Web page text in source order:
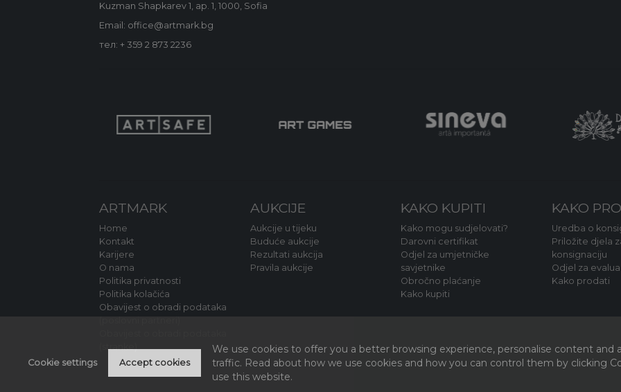
Kuzman Shapkarev 1, ap. 1, 1000, Sofia
Email: office@artmark.bg
тел: + 359 2 873 2236
ARTMARK
Home
Kontakt
Karijere
O nama
Politika privatnosti
Politika kolačića
Obavijest o obradi podataka
(stranke)
AUKCIJE
Aukcije u tijeku
Buduće aukcije
Rezultati aukcija
Pravila aukcije
KAKO KUPITI
Kako mogu sudjelovati?
Darovni certifikat
Odjel za umjetničke
savjetnike
Obročno plaćanje
Kako kupiti
KAKO
Uredba o
Priložite djela
konsignaciju
Odjel za
Kako prodati
We use cookies to offer you a better browsing experience, personalise content and
traffic. Read about how we use cookies and how you can control them by clicking
use this website.
Cookie settings Accept cookies